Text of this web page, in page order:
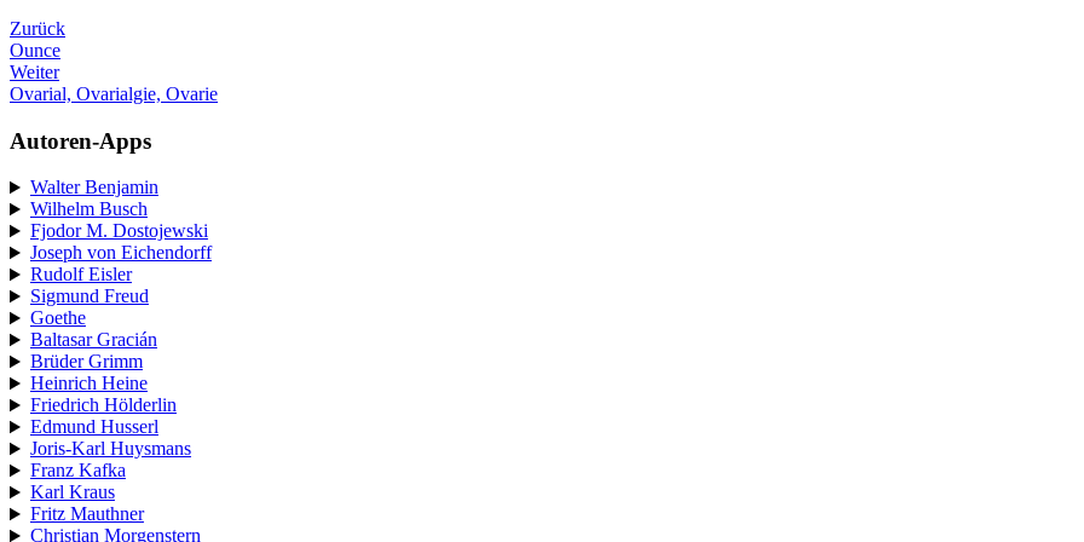
Zurück
Ounce
Weiter
Ovarial, Ovarialgie, Ovarie
Autoren-Apps
Walter Benjamin
Wilhelm Busch
Fjodor M. Dostojewski
Joseph von Eichendorff
Rudolf Eisler
Sigmund Freud
Goethe
Baltasar Gracián
Brüder Grimm
Heinrich Heine
Friedrich Hölderlin
Edmund Husserl
Joris-Karl Huysmans
Franz Kafka
Karl Kraus
Fritz Mauthner
Christian Morgenstern